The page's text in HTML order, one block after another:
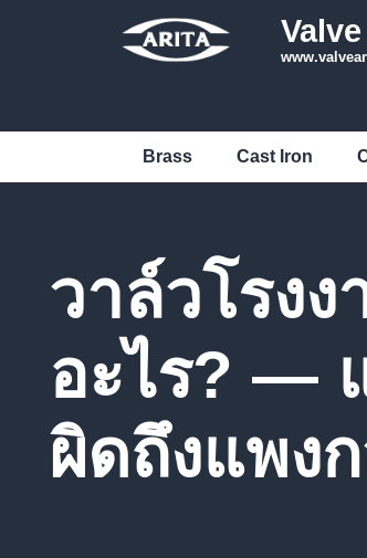
Brass Cast Iron
วาล์วโรง
อะไร? —
ผิดถึงแพง